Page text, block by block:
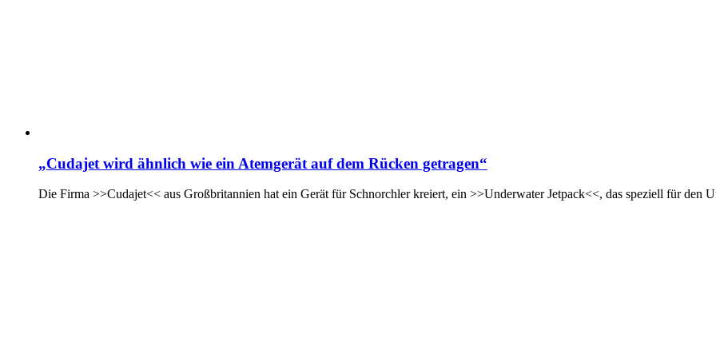
„Cudajet wird ähnlich wie ein Atemgerät auf dem Rücken getragen“
Die Firma >>Cudajet<< aus Großbritannien hat ein Gerät für Schnorchler kreiert, ein >>Underwater Jetpack<<, das speziell für den